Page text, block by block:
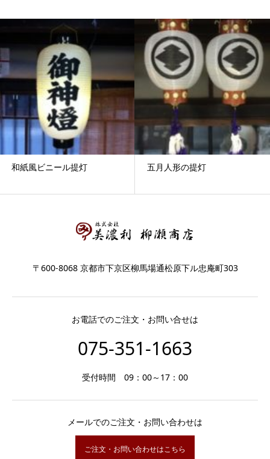
和紙風ビニール提灯 五月人形の提灯
〒600-8068 京都市下京区柳馬場通松原下ル忠庵町303
お電話でのご注文・お問い合せは
075-351-1663
受付時間 09：00～17：00
メールでのご注文・お問い合わせは
ご注文・お問い合わせはこちら